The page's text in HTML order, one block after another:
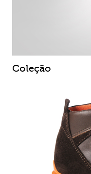
Coleção